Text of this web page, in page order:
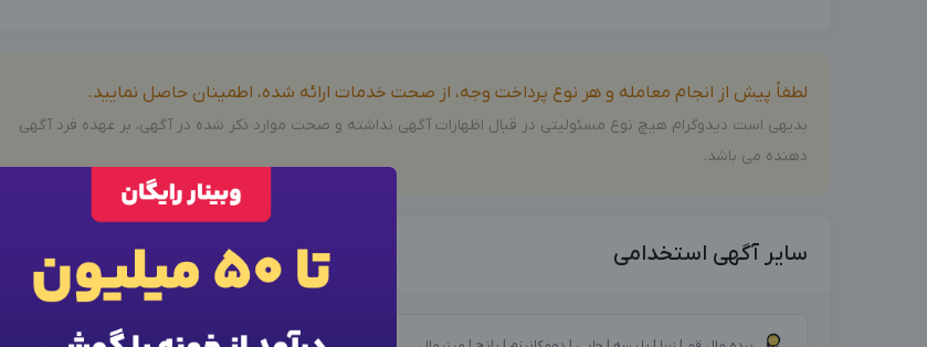
لطفاً پیش از انجام معامله و هر نوع پرداخت وجه، از صحت خدمات ارائه شده، اطمینان حاصل نمایید.
بدیهی است دیدوگرام هیچ نوع مسئولیتی در قبال اظهارات آگهی نداشته و صحت موارد ذکر شده در آگهی، بر عهده فرد آگهی
دهنده می باشد.
سایر آگهی استخدامی ورود به حساب کاربری
شماره موبایل خود را وارد کنید
وارد حساب کاربری شوید
برای نمایش اطلاعات تماس این آگهی از فرم زیر برای ورود یا
ثبت نام اقدام کنید.